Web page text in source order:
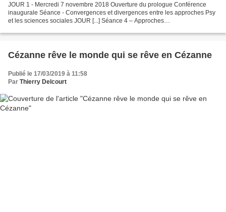
JOUR 1 - Mercredi 7 novembre 2018 Ouverture du prologue Conférence
inaugurale Séance - Convergences et divergences entre les approches Psy
et les sciences sociales JOUR [...] Séance 4 – Approches
Cézanne rêve le monde qui se rêve en Cézanne
Publié le 17/03/2019 à 11:58
Par Thierry Delcourt